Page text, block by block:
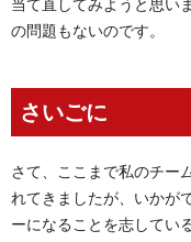
当て直してみようと思い
の問題もないのです。
さいごに
さて、ここまで私のチー
れてきましたが、いかが
ーになることを志してい